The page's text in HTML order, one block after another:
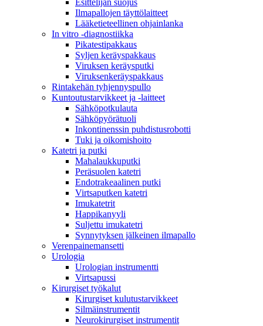
Esittelijän suojus
Ilmapallojen täyttölaitteet
Lääketieteellinen ohjainlanka
In vitro -diagnostiikka
Pikatestipakkaus
Syljen keräyspakkaus
Viruksen keräysputki
Viruksenkeräyspakkaus
Rintakehän tyhjennyspullo
Kuntoutustarvikkeet ja -laitteet
Sähköpotkulauta
Sähköpyörätuoli
Inkontinenssin puhdistusrobotti
Tuki ja oikomishoito
Katetri ja putki
Mahalaukkuputki
Peräsuolen katetri
Endotrakeaalinen putki
Virtsaputken katetri
Imukatetrit
Happikanyyli
Suljettu imukatetri
Synnytyksen jälkeinen ilmapallo
Verenpainemansetti
Urologia
Urologian instrumentti
Virtsapussi
Kirurgiset työkalut
Kirurgiset kulutustarvikkeet
Silmäinstrumentit
Neurokirurgiset instrumentit